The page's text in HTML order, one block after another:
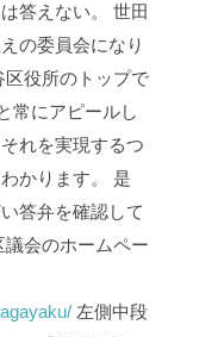
答えない。
世田
の委員会になり
役所のトップで
常にアピールし
れを実現するつ
かります。
是
答弁を確認して
議会のホームペー
左側中段